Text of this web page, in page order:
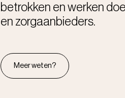
betrokken en werken
en zorgaanbieders.
Meer weten?